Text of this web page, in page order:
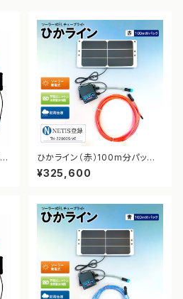
ひかライン（赤）100m分パック
【NETIS登録】
¥325,600